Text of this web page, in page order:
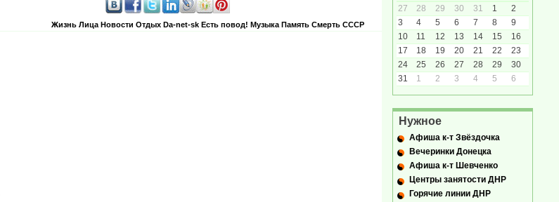
Жизнь Лица Новости Отдых Da-net-sk Есть повод! Музыка Память Смерть СССР
27
28 29 30 31 1
2
3
4 5 6 7 8
9
10
11 12 13 14 15
16
17
18 19 20 21 22
23
24
25 26 27 28 29
30
31
1 2 3 4 5 6
Нужное
Афиша к-т Звёздочка
Вечеринки Донецка
Афиша к-т Шевченко
Центры занятости ДНР
Горячие линии ДНР